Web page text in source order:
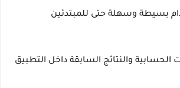
بسيطة وسهلة حتى للمبتدئين
الحسابية والنتائج السابقة داخل التطبيق